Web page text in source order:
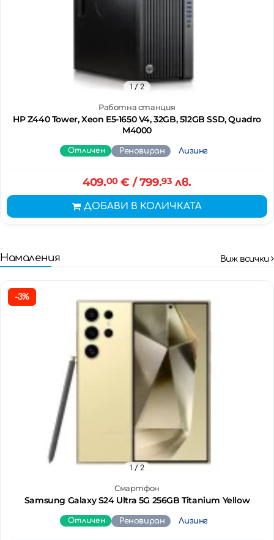
Работна станция
HP Z440 Tower, Xeon E5-1650 V4, 32GB, 512GB SSD, Quadro
M4000
1 / 2
Отличен Реновиран Лизинг
409.00€ / 799.93 лв.
ДОБАВИ В КОЛИЧКАТА
Намаления Виж всички
-3%
Смартфон
Samsung Galaxy S24 Ultra 5G 256GB Titanium Yellow
1 / 2
Отличен Реновиран Лизинг